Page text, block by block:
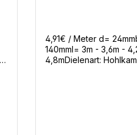
4,91€ / Meter d=
140mml= 3m - 3,6m -
4,8mDielenart: